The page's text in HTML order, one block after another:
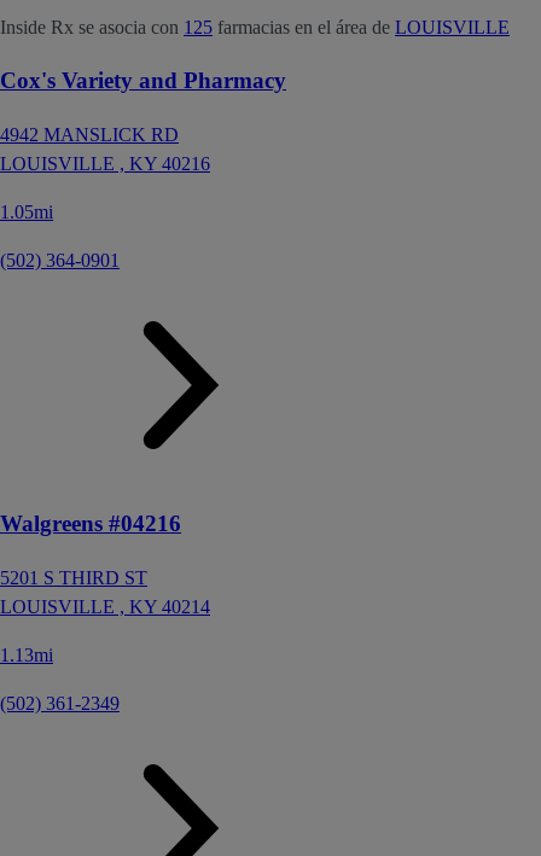
Inside Rx se asocia con 125 farmacias en el área de LOUISVILLE
Cox's Variety and Pharmacy
4942 MANSLICK RD
LOUISVILLE , KY 40216
1.05mi
(502) 364-0901
Walgreens #04216
5201 S THIRD ST
LOUISVILLE , KY 40214
1.13mi
(502) 361-2349